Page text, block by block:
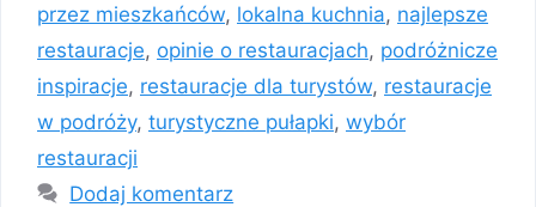
przez mieszkańców, lokalna kuchnia, najlepsze
restauracje, opinie o restauracjach, podróżnicze
inspiracje, restauracje dla turystów, restauracje
w podróży, turystyczne pułapki, wybór
restauracji
Dodaj komentarz